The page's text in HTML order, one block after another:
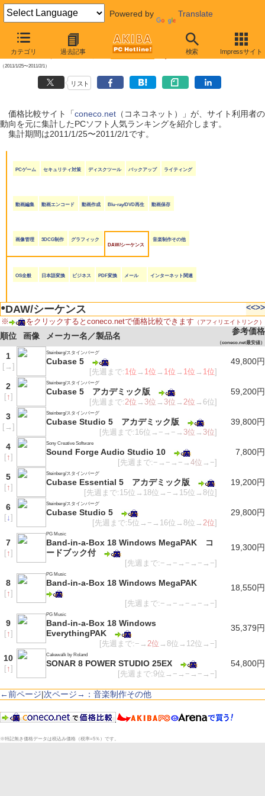
Powered by Translate
カテゴリ 過去記事 検索 Impressサイト
【 2011年2月5日号 】
coneco.net人気ランキング（ソフト編）
（2011/1/25〜2011/2/1）
リスト
価格比較サイト「coneco.net（コネコネット）」が、サイト利用者の
動向を元に集計したPCソフト人気ランキングを紹介します。
集計期間は2011/1/25〜2011/2/1です。
PCゲーム セキュリティ対策 ディスクツール バックアップ ライティング
動画編集 動画エンコード 動画作成 Blu-ray/DVD再生 動画保存
画像管理 3DCG制作
グラフィック
DAW/シーケンス
音楽制作その他
OS全般 日本語変換 ビジネス PDF変換 メール インターネット関連
●DAW/シーケンス <<>>
※ をクリックするとconeco.netで価格比較できます （アフィリエイトリンク）
順位 画像 メーカー名／製品名 参考価格
（coneco.net最安値）
1
[→ ]
Steinberg/スタインバーグ
Cubase 5
[先週まで:1位 → 1位 → 1位 → 1位 → 1位]
49,800円
2
[↑]
Steinberg/スタインバーグ
Cubase 5 アカデミック版
[先週まで:2位 → 3位 → 3位 →2位 →6位]
59,200円
3
[→ ]
Steinberg/スタインバーグ
Cubase Studio 5 アカデミック版
[先週まで:16位→−→−→ 3位 → 3位]
39,800円
4
[↑]
Sony Creative Software
Sound Forge Audio Studio 10
[先週まで:−→−→−→4位 →−]
7,800円
5
[↑]
Steinberg/スタインバーグ
Cubase Essential 5 アカデミック版
[先週まで:15位→18位→−→15位→8位]
19,200円
6
[↓]
Steinberg/スタインバーグ
Cubase Studio 5
[先週まで:5位→−→16位→8位→2位]
29,800円
7
[↑]
PG Music
Band-in-a-Box 18 Windows MegaPAK コ
ードブック付
[先週まで:−→−→−→−→−]
19,300円
8
[↑]
PG Music
Band-in-a-Box 18 Windows MegaPAK
[先週まで:−→−→−→−→−]
18,550円
9
[↑]
PG Music
Band-in-a-Box 18 Windows
EverythingPAK
[先週まで:−→2位 →8位→12位→−]
35,379円
10
[↑]
Cakewalk by Roland
SONAR 8 POWER STUDIO 25EX
[先週まで:9位→−→−→−→−]
54,800円
←前ページ|次ページ→：音楽制作その他
※特記無き価格データは税込み価格（税率=5％）です。